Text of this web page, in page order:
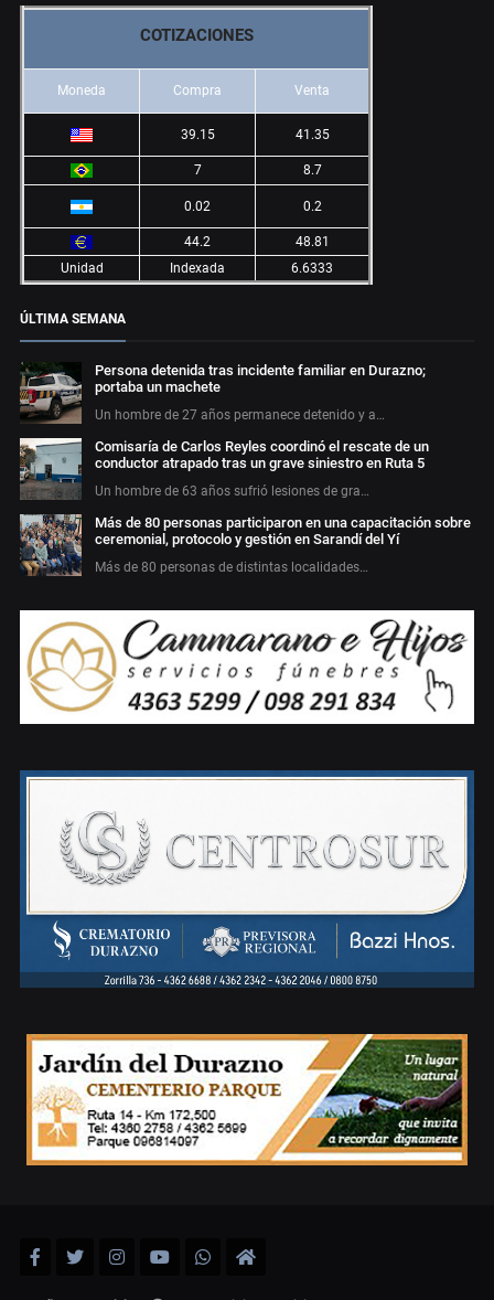
COTIZACIONES
Moneda Compra Venta
39.15 41.35
7 8.7
0.02 0.2
44.2
48.81
Unidad
Indexada 6.6333
ÚLTIMA SEMANA
Persona detenida tras incidente familiar en Durazno;
portaba un machete
Un hombre de 27 años permanece detenido y a…
Comisaría de Carlos Reyles coordinó el rescate de un
conductor atrapado tras un grave siniestro en Ruta 5
Un hombre de 63 años sufrió lesiones de gra…
Más de 80 personas participaron en una capacitación sobre
ceremonial, protocolo y gestión en Sarandí del Yí
Más de 80 personas de distintas localidades…